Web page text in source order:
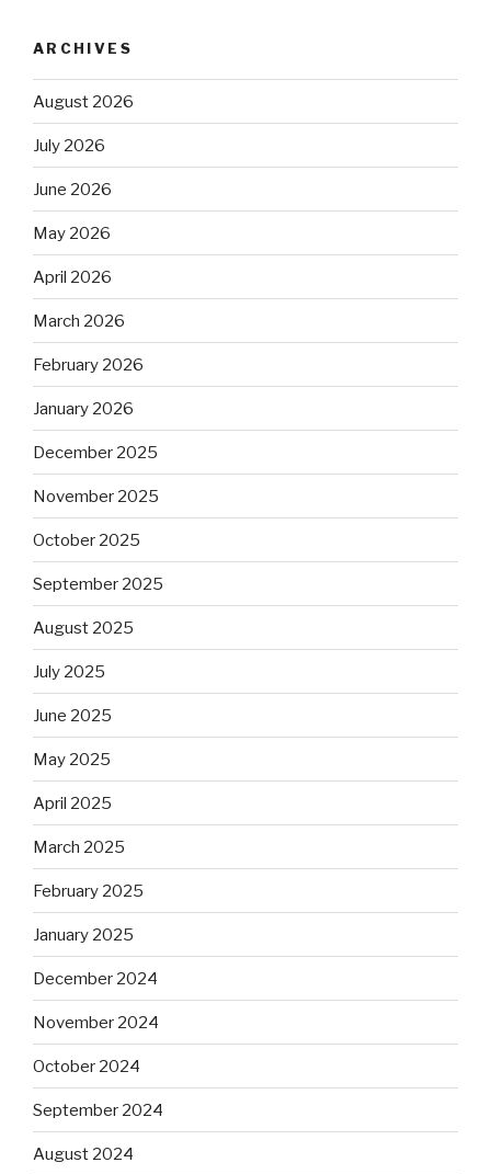
ARCHIVES
August 2026
July 2026
June 2026
May 2026
April 2026
March 2026
February 2026
January 2026
December 2025
November 2025
October 2025
September 2025
August 2025
July 2025
June 2025
May 2025
April 2025
March 2025
February 2025
January 2025
December 2024
November 2024
October 2024
September 2024
August 2024